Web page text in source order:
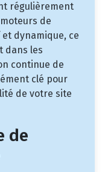
régulièrement
de
dynamique, ce
dans les
continue de
clé pour
de votre site
de